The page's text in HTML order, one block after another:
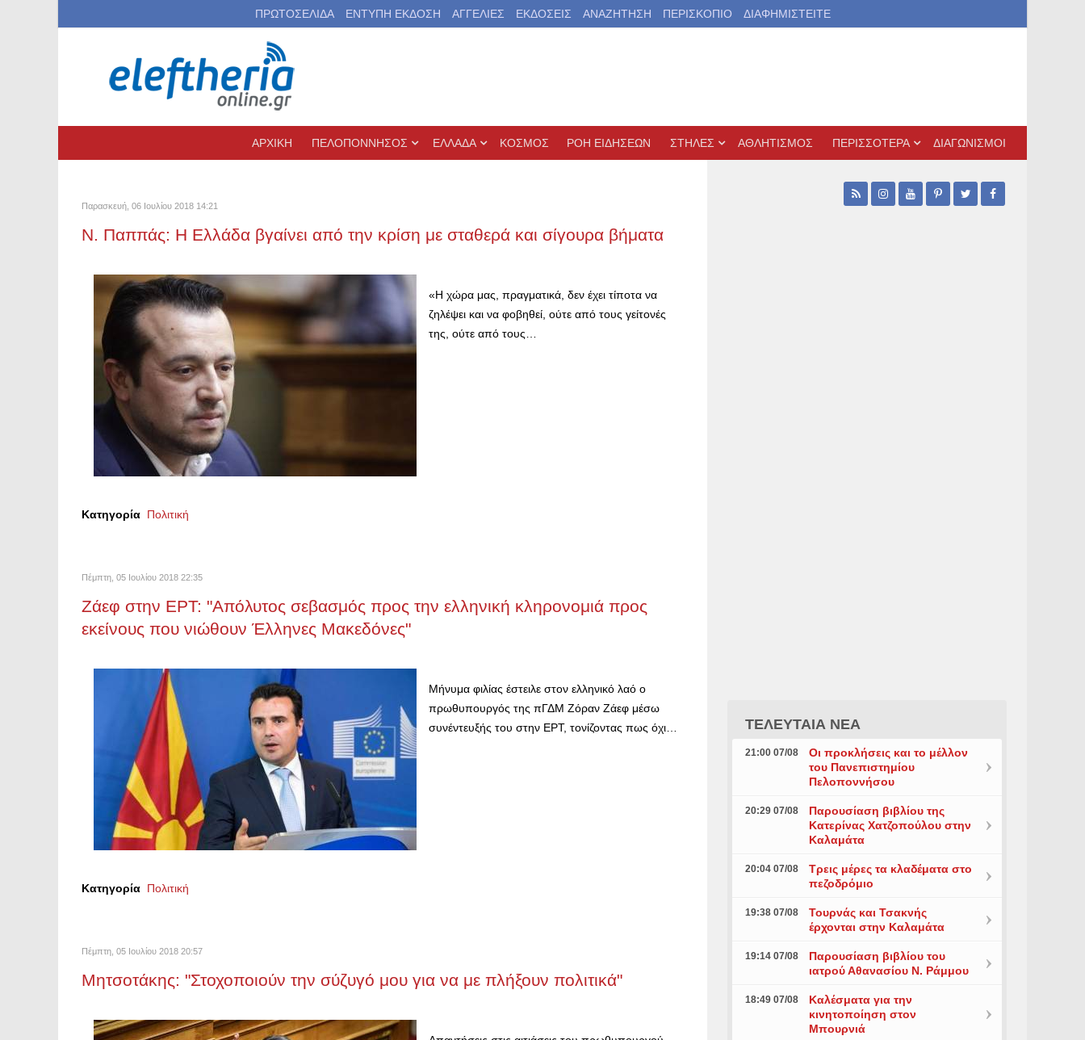
ΠΡΩΤΟΣΕΛΙΔΑ ΕΝΤΥΠΗ ΕΚΔΟΣΗ ΑΓΓΕΛΙΕΣ ΕΚΔΟΣΕΙΣ ΑΝΑΖΗΤΗΣΗ ΠΕΡΙΣΚΟΠΙΟ ΔΙΑΦΗΜΙΣΤΕΙΤΕ
ΑΡΧΙΚΗ ΠΕΛΟΠΟΝΝΗΣΟΣ ΕΛΛΑΔΑ ΚΟΣΜΟΣ ΡΟΗ ΕΙΔΗΣΕΩΝ ΣΤΗΛΕΣ ΑΘΛΗΤΙΣΜΟΣ ΠΕΡΙΣΣΟΤΕΡΑ ΔΙΑΓΩΝΙΣΜΟΙ
Παρασκευή, 06 Ιουλίου 2018 14:21
Ν. Παππάς: Η Ελλάδα βγαίνει από την κρίση με σταθερά και σίγουρα βήματα
«Η χώρα μας, πραγματικά, δεν έχει τίποτα να
ζηλέψει και να φοβηθεί, ούτε από τους γείτονές
της, ούτε από τους…
Κατηγορία Πολιτική
Πέμπτη, 05 Ιουλίου 2018 22:35
Ζάεφ στην ΕΡΤ: "Απόλυτος σεβασμός προς την ελληνική κληρονομιά προς
εκείνους που νιώθουν Έλληνες Μακεδόνες"
Μήνυμα φιλίας έστειλε στον ελληνικό λαό ο
πρωθυπουργός της πΓΔΜ Ζόραν Ζάεφ μέσω
συνέντευξής του στην ΕΡΤ, τονίζοντας πως όχι…
Κατηγορία Πολιτική
Πέμπτη, 05 Ιουλίου 2018 20:57
Μητσοτάκης: "Στοχοποιούν την σύζυγό μου για να με πλήξουν πολιτικά"
ΤΕΛΕΥΤΑΙΑ ΝΕΑ
21:00 07/08
Οι προκλήσεις και το μέλλον
του Πανεπιστημίου
Πελοποννήσου
20:29 07/08
Παρουσίαση βιβλίου της
Κατερίνας Χατζοπούλου στην
Καλαμάτα
20:04 07/08
Τρεις μέρες τα κλαδέματα στο
πεζοδρόμιο
19:38 07/08
Τουρνάς και Τσακνής
έρχονται στην Καλαμάτα
19:14 07/08
Παρουσίαση βιβλίου του
ιατρού Αθανασίου Ν. Ράμμου
18:49 07/08
Καλέσματα για την
κινητοποίηση στον
Μπουρνιά